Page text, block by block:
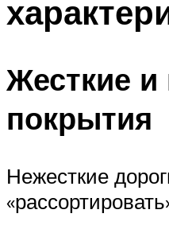
Жесткие и
покрытия
Нежесткие